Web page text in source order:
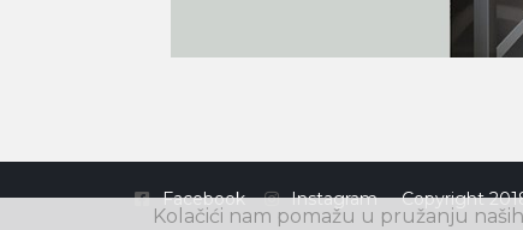
Facebook Instagram Copyright
Kolačići nam pomažu u pružanju